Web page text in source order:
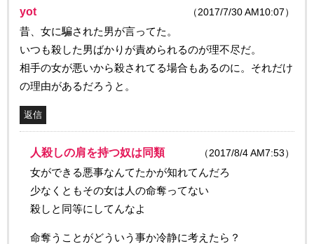
yot （2017/7/30 AM10:07）
昔、女に騙された男が言ってた。
いつも殺した男ばかりが責められるのが理不尽だ。
相手の女が悪いから殺されてる場合もあるのに。それだけ
の理由があるだろうと。
返信
人殺しの肩を持つ奴は同類 （2017/8/4 AM7:53）
女ができる悪事なんてたかが知れてんだろ
少なくともその女は人の命奪ってない
殺しと同等にしてんなよ
命奪うことがどういう事か冷静に考えたら？